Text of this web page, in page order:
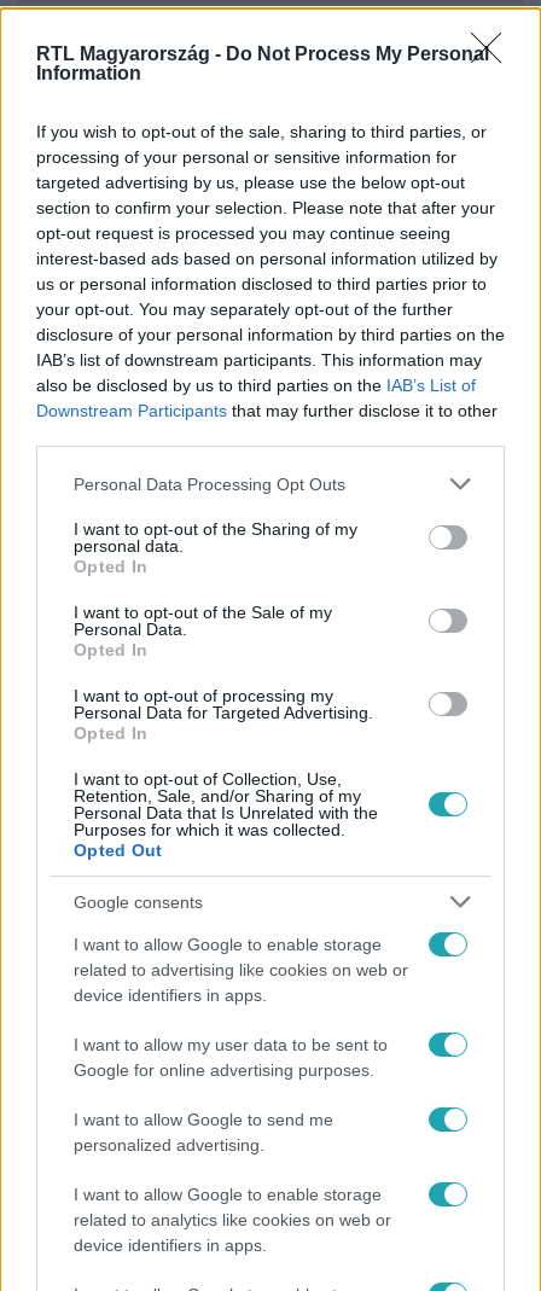
RTL Magyarország - Do Not Process My Personal
Information
If you wish to opt-out of the sale, sharing to third parties, or
processing of your personal or sensitive information for
targeted advertising by us, please use the below opt-out
section to confirm your selection. Please note that after your
opt-out request is processed you may continue seeing
interest-based ads based on personal information utilized by
us or personal information disclosed to third parties prior to
your opt-out. You may separately opt-out of the further
disclosure of your personal information by third parties on the
IAB’s list of downstream participants. This information may
also be disclosed by us to third parties on the IAB’s List of
Downstream Participants that may further disclose it to other
Please note that this website/app uses one or more Google
not limited to your visit or usage behaviour. You may click to
grant or deny consent to Google and its third-party tags to
use your data for below specified purposes in below Google
consent section.
Personal Data Processing Opt Outs
I want to opt-out of the Sharing of my
personal data.
Opted In
I want to opt-out of the Sale of my
Personal Data.
Opted In
I want to opt-out of processing my
Personal Data for Targeted Advertising.
Opted In
I want to opt-out of Collection, Use,
Retention, Sale, and/or Sharing of my
Personal Data that Is Unrelated with the
Purposes for which it was collected.
Opted Out
Google consents
I want to allow Google to enable storage
related to advertising like cookies on web or
device identifiers in apps.
I want to allow my user data to be sent to
Google for online advertising purposes.
I want to allow Google to send me
personalized advertising.
I want to allow Google to enable storage
related to analytics like cookies on web or
device identifiers in apps.
Kövess minket, és értesülj a friss hírekről a
Facebookon is!
Követem
GAZDASÁG #BANK360
PÉNZÜGYEK #TÁMOGATÁSOK
Népszerű
Életmód
Gyakori tévhit dől meg a ventilátorról – így